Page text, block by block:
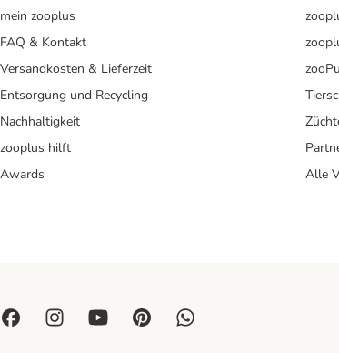
mein zooplus
FAQ & Kontakt
Versandkosten & Lieferzeit
Entsorgung und Recycling
Nachhaltigkeit
zooplus hilft
Awards
Alle